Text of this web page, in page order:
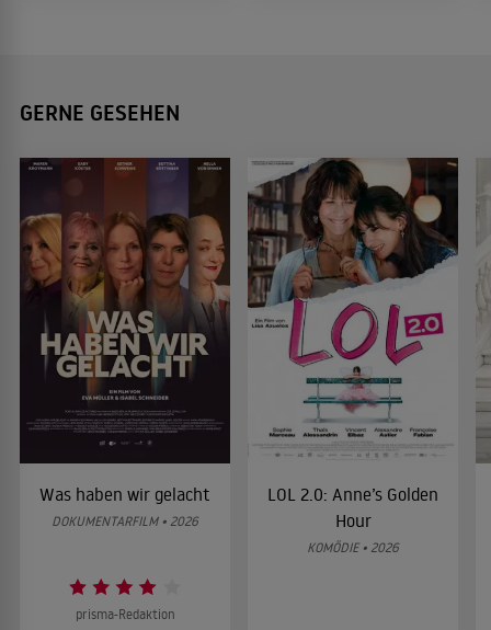
GERNE GESEHEN
Was haben wir gelacht
DOKUMENTARFILM • 2026
prisma-Redaktion
LOL 2.0: Anne’s Golden
Hour
KOMÖDIE • 2026